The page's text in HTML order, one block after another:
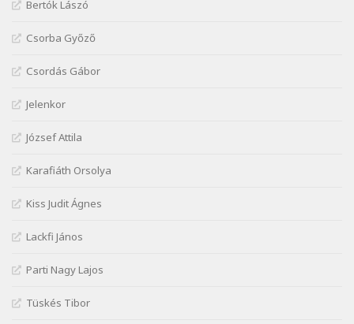
Márai Sándor: Zsoltár
Mária Sándor: Hallgatás
Szélkiáltó
Szélkiáltó
Nagy Bandó András: Bagon át
Szélkiáltó
Nagy Bandó András: Botos tánc
Nagy Bandó András: Egérút
Szélkiáltó
Szélkiáltó
Nagy Bandó András: Hogyha egyszer
Bertók Lászó
Csorba Győző
Csordás Gábor
Jelenkor
József Attila
Karafiáth Orsolya
Kiss Judit Ágnes
Lackfi János
Parti Nagy Lajos
Tüskés Tibor